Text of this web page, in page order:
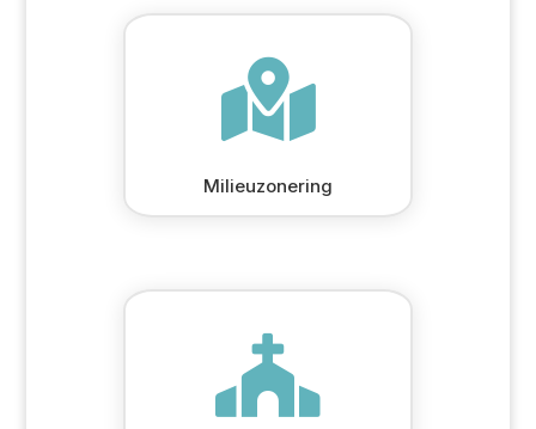

Milieuzonering
